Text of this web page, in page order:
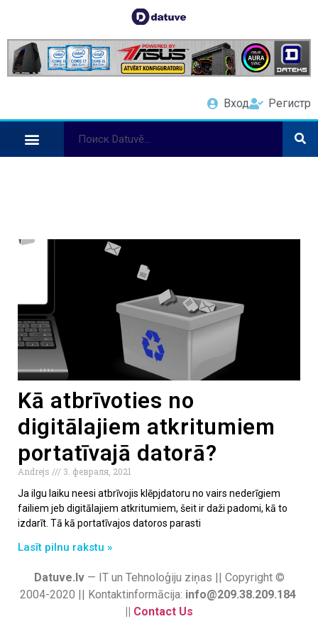
Вход Регистр
Kā atbrīvoties no
digitālajiem atkritumiem
portatīvajā datorā?
Andrejs
3. февраля, 2021
Ja ilgu laiku neesi atbrīvojis klēpjdatoru no vairs nederīgiem
failiem jeb digitālajiem atkritumiem, šeit ir daži padomi, kā to
izdarīt. Tā kā portatīvajos datoros parasti
Lasīt pilnu rakstu »
Datuve.lv— IT un Tehnoloģiju ziņas || Copyright ©
2004-2020 || Kontaktinformācija: info@209.38.209.184
|| Contact Us